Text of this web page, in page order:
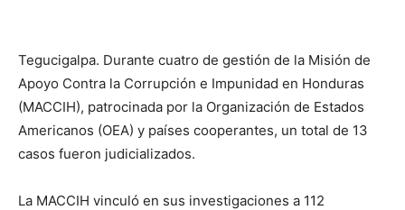
Tegucigalpa. Durante cuatro de gestión de la Misión de
Apoyo Contra la Corrupción e Impunidad en Honduras
(MACCIH), patrocinada por la Organización de Estados
Americanos (OEA) y países cooperantes, un total de 13
casos fueron judicializados.
La MACCIH vinculó en sus investigaciones a 112